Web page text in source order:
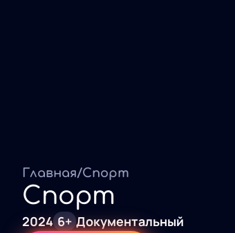
Главная/Спорт
Спорт
2024 6+ Документальный